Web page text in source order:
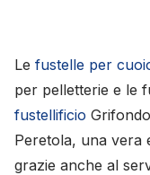
Le fustelle per
per pelletterie e le
fustellificio
Peretola, una vera
grazie anche al